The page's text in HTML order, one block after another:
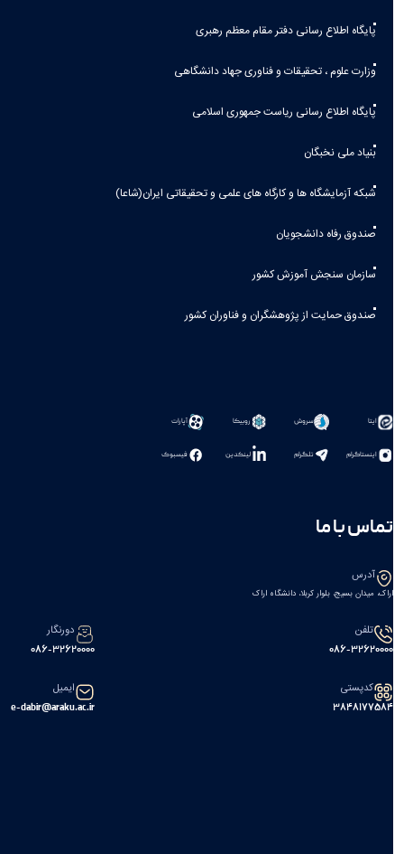
پایگاه اطلاع رسانی دفتر مقام معظم رهبری
وزارت علوم ، تحقیقات و فناوری جهاد دانشگاهی
پایگاه اطلاع رسانی ریاست جمهوری اسلامی
بنیاد ملی نخبگان
شبکه آزمایشگاه ها و کارگاه های علمی و تحقیقاتی ایران(شاعا)
صندوق رفاه دانشجویان
سازمان سنجش آموزش کشور
صندوق حمایت از پژوهشگران و فناوران کشور
ایتا سروش روبیکا آپارات
اینستاگرام تلگرام لینکدین فیسبوک
تماس با ما
آدرس
اراک، میدان بسیج، بلوار کربلا، دانشگاه اراک
تلفن
086-32620000
دورنگار
086-32620000
کدپستی
۳۸۴۸۱۷۷۵۸۴
ایمیل
e-dabir@araku.ac.ir